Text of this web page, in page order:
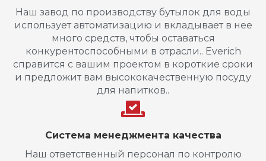
Наш завод по производству бутылок для воды
использует автоматизацию и вкладывает в нее
много средств, чтобы оставаться
конкурентоспособными в отрасли.. Everich
справится с вашим проектом в короткие сроки
и предложит вам высококачественную посуду
для напитков..
Система менеджмента качества
Наш ответственный персонал по контролю